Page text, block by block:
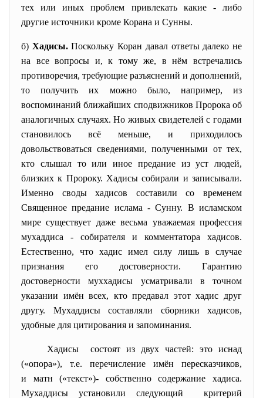
тех или иных проблем привлекать какие - либо
другие источники кроме Корана и Сунны.
б) Хадисы.Поскольку Коран давал ответы далеко не
на все вопросы и, к тому же, в нём встречались
противоречия, требующие разъяснений и дополнений,
то получить их можно было, например, из
воспоминаний ближайших сподвижников Пророка об
аналогичных случаях. Но живых свидетелей с годами
становилось всё меньше, и приходилось
довольствоваться сведениями, полученными от тех,
кто слышал то или иное предание из уст людей,
близких к Пророку. Хадисы собирали и записывали.
Именно своды хадисов составили со временем
Священное предание ислама - Сунну. В исламском
мире существует даже весьма уважаемая профессия
мухаддиса - собирателя и комментатора хадисов.
Естественно, что хадис имел силу лишь в случае
признания его достоверности. Гарантию
достоверности муххадисы усматривали в точном
указании имён всех, кто предавал этот хадис друг
другу. Мухаддисы составляли сборники хадисов,
удобные для цитирования и запоминания.
Хадисы состоят из двух частей: это иснад
(«опора»), т.е. перечисление имён пересказчиков,
и матн («текст»)- собственно содержание хадиса.
Мухаддисы установили следующий критерий